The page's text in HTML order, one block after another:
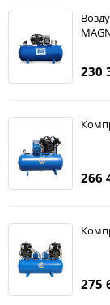
230
266
275